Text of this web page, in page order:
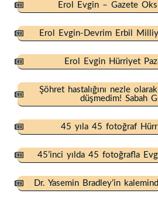
Erol Evgin – Gazete
Erol Evgin-Devrim Erbil
Erol Evgin Hürriyet
Şöhret hastalığını nezle
düşmedim! Sabah
45 yıla 45 fotoğraf
45’inci yılda 45 fotoğrafla
Dr. Yasemin Bradley’in